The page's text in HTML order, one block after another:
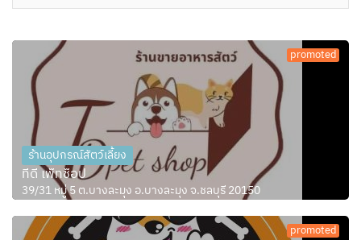
promoted
ร้านอุปกรณ์สัตว์เลี้ยง
ทีดี เพ็ทช็อป
39/31 หมู่ 5 ต.บางละมุง อ.บางละมุง จ.ชลบุรี 20150
promoted